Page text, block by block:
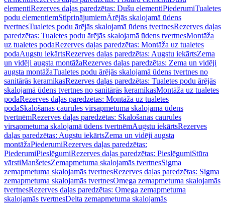
elementiRezerves daļas paredzētas: Dušu elementiPiederumiTualetes
podu elementiemStiprinājumiemĀrējās skalojamā ūdens
tvertnesTualetes podu ārējās skalojamā ūdens tvertnesRezerves daļas
paredzētas: Tualetes podu ārējās skalojamā ūdens tvertnesMontāža
uz tualetes podaRezerves daļas paredzētas: Montāža uz tualetes
podaAugstu iekārtsRezerves daļas paredzētas: Augstu iekārtsZema
un vidēji augsta montāžaRezerves daļas paredzētas: Zema un vidēji
augsta montāžaTualetes podu ārējās skalojamā ūdens tvertnes no
sanitārās keramikasRezerves daļas paredzētas: Tualetes podu ārējās
skalojamā ūdens tvertnes no sanitārās keramikasMontāža uz tualetes
podaRezerves daļas paredzētas: Montāža uz tualetes
podaSkalošanas caurules virsapmetuma skalojamā ūdens
tvertnēmRezerves daļas paredzētas: Skalošanas caurules
virsapmetuma skalojamā ūdens tvertnēmAugstu iekārtsRezerves
daļas paredzētas: Augstu iekārtsZema un vidēji augsta
montāžaPiederumiRezerves daļas paredzētas:
PiederumiPieslēgumiRezerves daļas paredzētas: PieslēgumiStūra
vārstiManšetesZemapmetuma skalojamās tvertnesSigma
zemapmetuma skalojamās tvertnesRezerves daļas paredzētas: Sigma
zemapmetuma skalojamās tvertnesOmega zemapmetuma skalojamās
tvertnesRezerves daļas paredzētas: Omega zemapmetuma
skalojamās tvertnesDelta zemapmetuma skalojamās